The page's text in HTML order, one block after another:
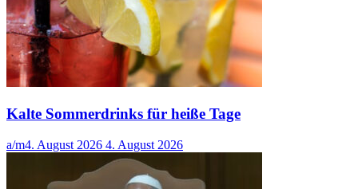
Kalte Sommerdrinks für heiße Tage
a/m4. August 2026 4. August 2026